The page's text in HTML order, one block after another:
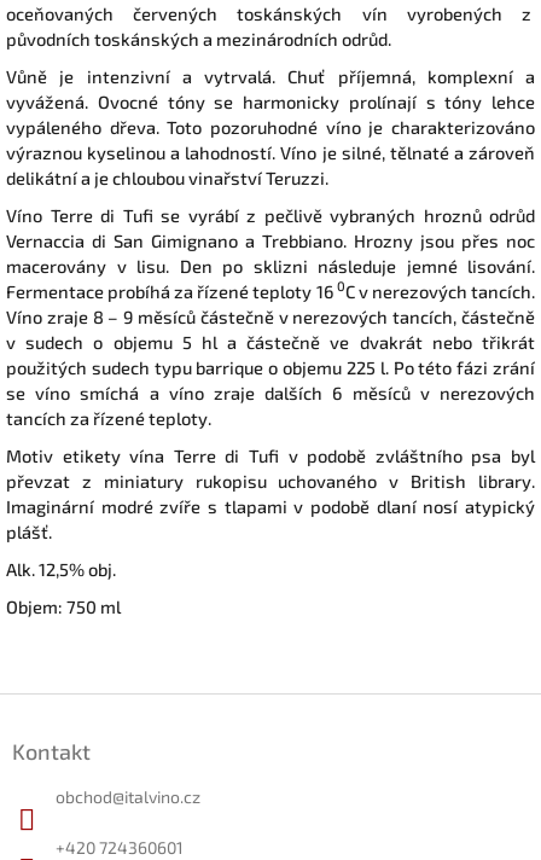
oceňovaných červených toskánských vín vyrobených z
původních toskánských a mezinárodních odrůd.
Vůně je intenzivní a vytrvalá. Chuť příjemná, komplexní a
vyvážená. Ovocné tóny se harmonicky prolínají s tóny lehce
vypáleného dřeva. Toto pozoruhodné víno je charakterizováno
výraznou kyselinou a lahodností. Víno je silné, tělnaté a zároveň
delikátní a je chloubou vinařství Teruzzi.
Víno Terre di Tufi se vyrábí z pečlivě vybraných hroznů odrůd
Vernaccia di San Gimignano a Trebbiano. Hrozny jsou přes noc
macerovány v lisu. Den po sklizni následuje jemné lisování.
Fermentace probíhá za řízené teploty 16 0C v nerezových tancích.
Víno zraje 8 – 9 měsíců částečně v nerezových tancích, částečně
v sudech o objemu 5 hl a částečně ve dvakrát nebo třikrát
použitých sudech typu barrique o objemu 225 l. Po této fázi zrání
se víno smíchá a víno zraje dalších 6 měsíců v nerezových
tancích za řízené teploty.
Motiv etikety vína Terre di Tufi v podobě zvláštního psa byl
převzat z miniatury rukopisu uchovaného v British library.
Imaginární modré zvíře s tlapami v podobě dlaní nosí atypický
plášť.
Alk. 12,5% obj.
Objem: 750 ml
Kontakt
obchod@italvino.cz
+420 724360601